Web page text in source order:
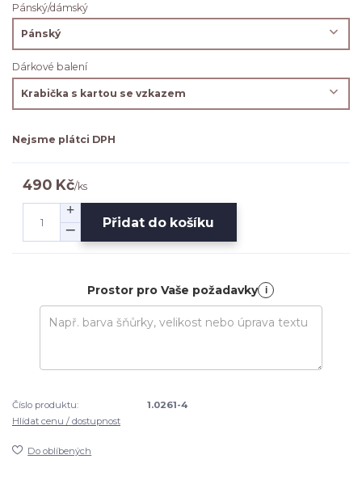
Pánský/dámský
Dárkové balení
Nejsme plátci DPH
490 Kč/ks
Přidat do košíku
Prostor pro Vaše požadavky i
Číslo produktu:
1.0261-4
Hlídat cenu / dostupnost
Do oblíbených